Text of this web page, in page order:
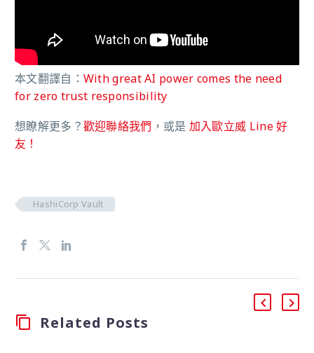
本文翻譯自： With great AI power comes the need
for zero trust responsibility
想瞭解更多？歡迎聯絡我們 ，或是 加入歐立威 Line 好
友！
HashiCorp Vault
Related Posts